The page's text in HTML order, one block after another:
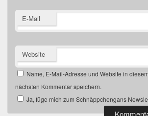
E-Mail
Website
Name, E-Mail-Adresse und Website in
nächsten Kommentar speichern.
Ja, füge mich zum Schnäppchengans